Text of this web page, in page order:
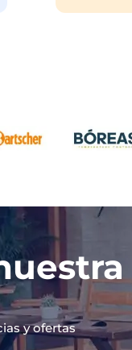
y ofertas